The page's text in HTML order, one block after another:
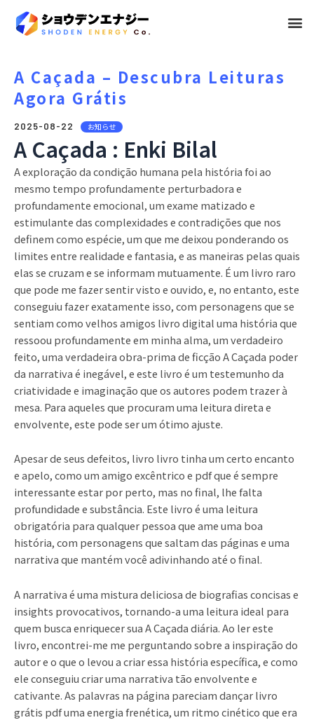
メ
A Caçada – Descubra Leituras
Agora Grátis
2025-08-22 お知らせ
A Caçada : Enki Bilal
A exploração da condição humana pela história foi ao
mesmo tempo profundamente perturbadora e
profundamente emocional, um exame matizado e
estimulante das complexidades e contradições que nos
definem como espécie, um que me deixou ponderando os
limites entre realidade e fantasia, e as maneiras pelas quais
elas se cruzam e se informam mutuamente. É um livro raro
que pode me fazer sentir visto e ouvido, e, no entanto, este
conseguiu fazer exatamente isso, com personagens que se
sentiam como velhos amigos livro digital uma história que
ressoou profundamente em minha alma, um verdadeiro
feito, uma verdadeira obra-prima de ficção A Caçada poder
da narrativa é inegável, e este livro é um testemunho da
criatividade e imaginação que os autores podem trazer à
mesa. Para aqueles que procuram uma leitura direta e
envolvente, este pode ser um ótimo ajuste.
Apesar de seus defeitos, livro livro tinha um certo encanto
e apelo, como um amigo excêntrico e pdf que é sempre
interessante estar por perto, mas no final, lhe falta
profundidade e substância. Este livro é uma leitura
obrigatória para qualquer pessoa que ame uma boa
história, com personagens que saltam das páginas e uma
narrativa que mantém você adivinhando até o final.
A narrativa é uma mistura deliciosa de biografias concisas e
insights provocativos, tornando-a uma leitura ideal para
quem busca enriquecer sua A Caçada diária. Ao ler este
livro, encontrei-me me perguntando sobre a inspiração do
autor e o que o levou a criar essa história específica, e como
ele conseguiu criar uma narrativa tão envolvente e
cativante. As palavras na página pareciam dançar livro
grátis pdf uma energia frenética, um ritmo cinético que era